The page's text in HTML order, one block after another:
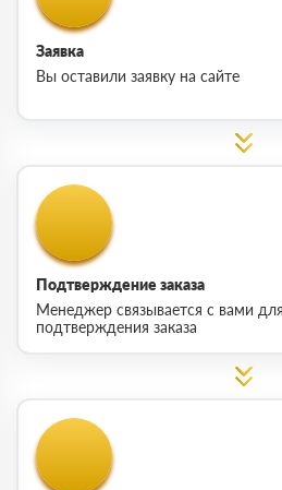
Заявка
Вы оставили заявку на сайте
Подтверждение заказа
Менеджер связывается с вами
подтверждения заказа